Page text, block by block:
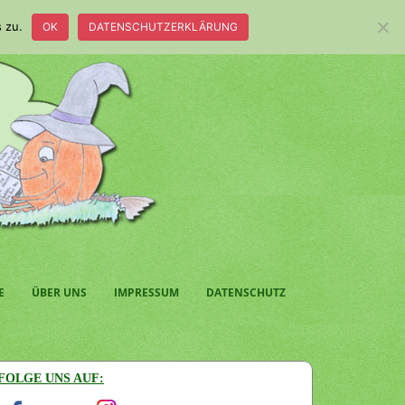
ÜBER UNS IMPRESSUM DATENSCHUTZ
UNS AUF:
zu. OK DATENSCHUTZERKLÄRUNG